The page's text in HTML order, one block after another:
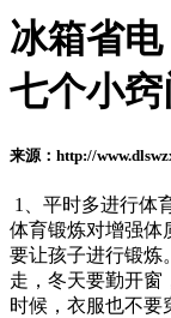
冰箱省
七个小窍
来源：http://
1、平时多进行体
体育锻炼对增强体
要让孩子进行锻炼
走，冬天要勤开窗
时候，衣服也不要